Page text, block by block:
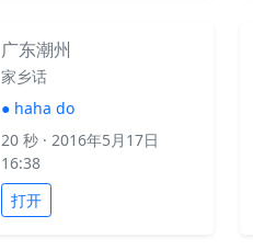
广东潮州
家乡话
● haha do
20 秒 · 2016年5月17日
16:38
打开